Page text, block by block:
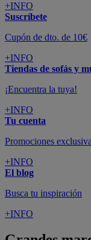
+INFO
Suscríbete
Cupón de dto. de 10€
+INFO
Tiendas de sofás y
¡Encuentra la tuya!
+INFO
Tu cuenta
Promociones
+INFO
El blog
Busca tu inspiración
+INFO